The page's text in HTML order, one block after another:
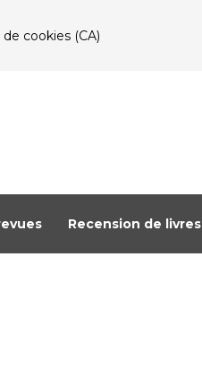
cookies (CA)
Recension de livres